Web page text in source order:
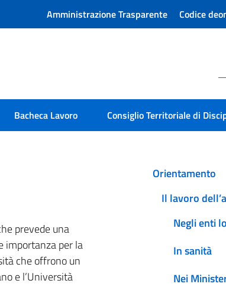
Amministrazione Trasparente Codice
Bacheca Lavoro Consiglio Territoriale di
prevede una
importanza per la
che offrono un
e l’Università
Orientamento
Il lavoro
Negli enti
In sanità
Nei